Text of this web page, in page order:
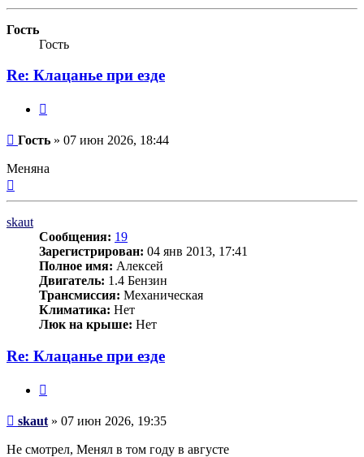
Гость
Гость
Re: Клацанье при езде
Сообщение
Гость » 07 июн 2026, 18:44
Меняна
skaut
Сообщения: 19
Зарегистрирован: 04 янв 2013, 17:41
Полное имя: Алексей
Двигатель: 1.4 Бензин
Трансмиссия: Механическая
Климатика: Нет
Люк на крыше: Нет
Re: Клацанье при езде
Сообщение
skaut » 07 июн 2026, 19:35
Не смотрел, Менял в том году в августе